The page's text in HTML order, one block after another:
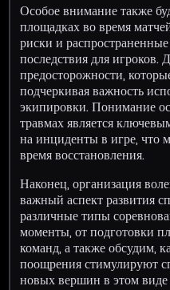
Особое внимание также
площадках во время
риски и
последствия для игроков.
предосторожности,
подчеркивая важность
экипировки. Понимание
травмах является
на инциденты в игре, что
время восстановления.
Наконец, организация
важный аспект развития
различные типы
моменты, от подготовки
команд, а также обсудим,
поощрения стимулируют
новых вершин в этом виде